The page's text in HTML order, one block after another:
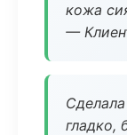
кожа
—
гладко,